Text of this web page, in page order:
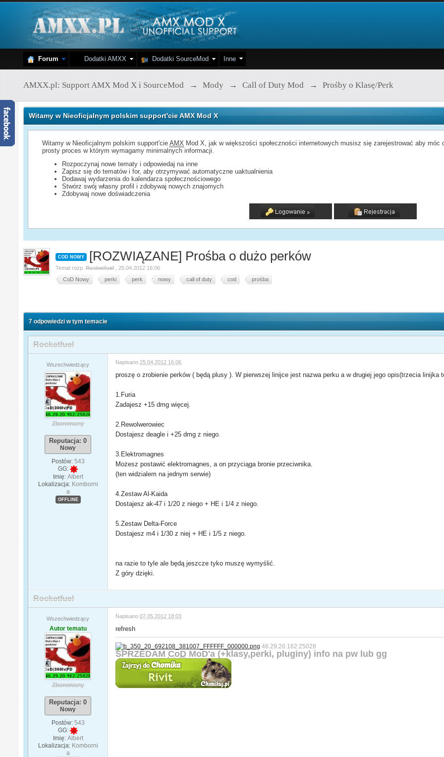
Forum Dodatki AMXX Dodatki SourceMod Inne
AMXX.pl: Support AMX Mod X i SourceMod → Mody → Call of Duty Mod → Prośby o Klasę/Perk
Witamy w Nieoficjalnym polskim support'cie AMX Mod X
Witamy w Nieoficjalnym polskim support'cieAMX Mod X, jak w większości społeczności internetowych musisz się zarejestrować aby
prosty proces w którym wymagamy minimalnych informacji.
Rozpoczynaj nowe tematy i odpowiedaj na inne
Zapisz się do tematów i for, aby otrzymywać automatyczne uaktualnienia
Dodawaj wydarzenia do kalendarza społecznościowego
Stwórz swój własny profil i zdobywaj nowych znajomych
Zdobywaj nowe doświadczenia
COD NOWY [ROZWIĄZANE] Prośba o dużo perków
Temat rozp.Rocketfuel
25.04.2012 16:06
CoD Nowy
perki perk nowy call of duty cod prośba
7 odpowiedzi w tym temacie
Rocketfuel
Wszechwiedzący
Zbanowany
Reputacja: 0
Nowy
Postów: 543
GG:
Imię: Albert
Lokalizacja: Komborni
a
OFFLINE
Napisano 25.04.2012 16:06
proszę o zrobienie perków ( będą plusy ). W pierwszej linijce jest nazwa perku a w drugiej jego opis(trzecia linijka
1.Furia
Zadajesz +15 dmg więcej.
2.Rewolwerowiec
Dostajesz deagle i +25 dmg z niego.
3.Elektromagnes
Możesz postawić elektromagnes, a on przyciąga bronie przeciwnika.
(ten widzialem na jednym serwie)
4.Zestaw Al-Kaida
Dostajesz ak-47 i 1/20 z niego + HE i 1/4 z niego.
5.Zestaw Delta-Force
Dostajesz m4 i 1/30 z niej + HE i 1/5 z niego.
na razie to tyle ale będą jeszcze tyko muszę wymyślić.
Z góry dzięki.
Rocketfuel
Wszechwiedzący
Autor tematu
Zbanowany
Reputacja: 0
Nowy
Postów: 543
GG:
Imię: Albert
Lokalizacja: Komborni
a
Napisano07.05.2012 18:03
refresh
46.29.20.162:25028
SPRZEDAM CoD MoD'a (+klasy,perki, pluginy) info na pw lub gg